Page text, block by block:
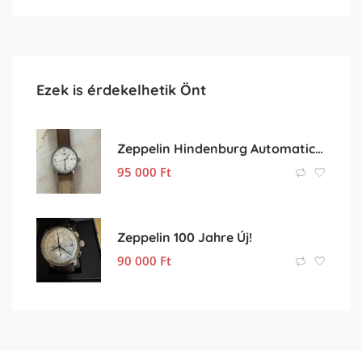
Ezek is érdekelhetik Önt
Zeppelin Hindenburg Automatic Férfi Karóra
95 000 Ft
Zeppelin 100 Jahre Új!
90 000 Ft